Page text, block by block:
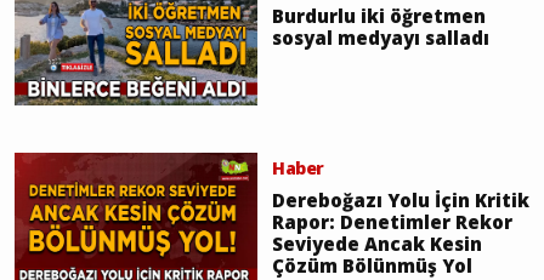
Burdurlu iki öğretmen
sosyal medyayı salladı
Haber
Dereboğazı Yolu İçin Kritik
Rapor: Denetimler Rekor
Seviyede Ancak Kesin
Çözüm Bölünmüş Yol